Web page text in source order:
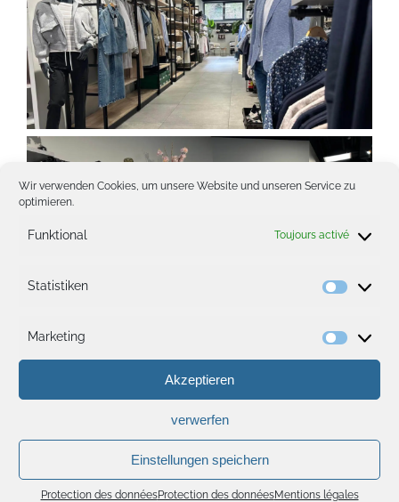
Wir verwenden Cookies, um unsere Website und unseren Service zu
optimieren.
Funktional Toujours activé
Statistiken
Marketing
Akzeptieren
verwerfen
Einstellungen speichern
Protection des donnéesProtection des donnéesMentions légales